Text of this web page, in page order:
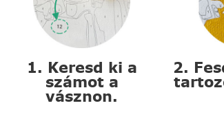
1. Keresd ki a
számot a
vásznon.
2.